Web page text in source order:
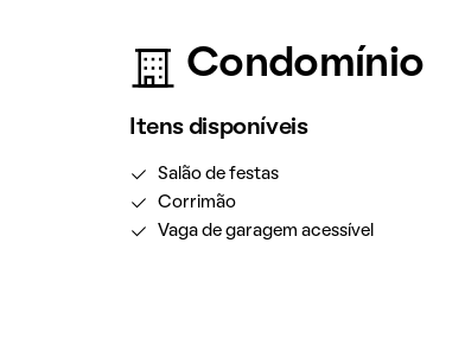
Condomínio
Itens disponíveis
Salão de festas
Corrimão
Vaga de garagem acessível